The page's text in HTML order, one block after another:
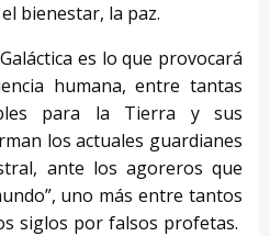
bienestar, la paz.
es lo que provocará
humana, entre tantas
para la Tierra y sus
los actuales guardianes
ante los agoreros que
uno más entre tantos
siglos por falsos profetas.